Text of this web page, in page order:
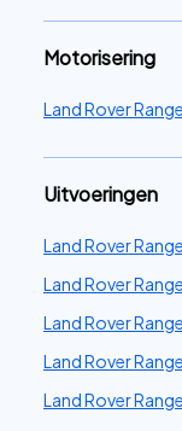
Motorisering
Land Rover
Uitvoeringen
Land Rover
Land Rover
Land Rover
Land Rover
Land Rover